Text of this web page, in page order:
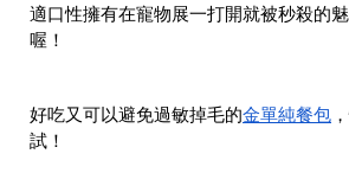
適口性擁有在寵物展一打開就被秒殺的
喔！
好吃又可以避免過敏掉毛的金單純餐包
試！